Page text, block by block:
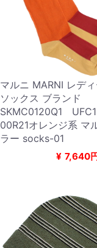
マルニ MARNI レデ
ソックス ブランド
SKMC0120Q1
00R21オレンジ系 マ
ラー socks-01
¥ 7,640